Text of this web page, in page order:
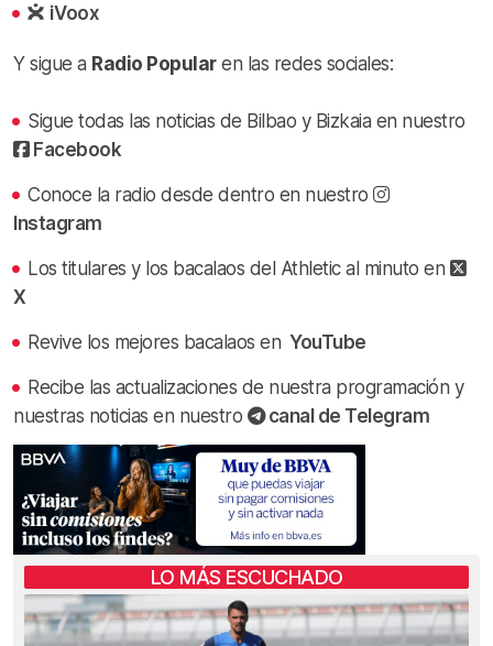
iVoox
Y sigue a Radio Popularen las redes sociales:
Sigue todas las noticias de Bilbao y Bizkaia en nuestro
Facebook
Conoce la radio desde dentro en nuestro
Instagram
Los titulares y los bacalaos del Athletic al minuto en
X
Revive los mejores bacalaos en YouTube
Recibe las actualizaciones de nuestra programación y
nuestras noticias en nuestro
canal de Telegram
LO MÁS ESCUCHADO